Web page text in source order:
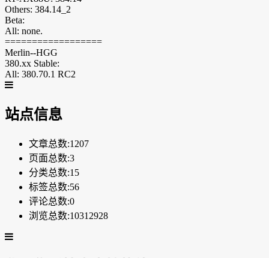
Others: 384.14_2
Beta:
All: none.
==================
Merlin--HGG
380.xx Stable:
All: 380.70.1 RC2
站点信息
文章总数:1207
页面总数:3
分类总数:15
标签总数:56
评论总数:0
浏览总数:10312928